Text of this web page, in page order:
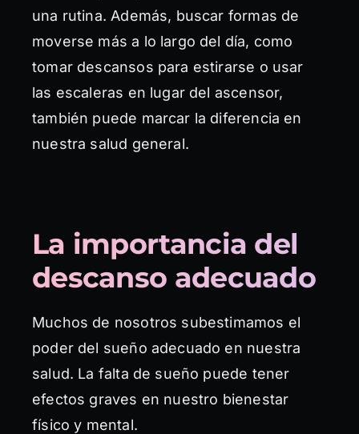
una rutina. Además, buscar formas de
moverse más a lo largo del día, como
tomar descansos para estirarse o usar
las escaleras en lugar del ascensor,
también puede marcar la diferencia en
nuestra salud general.
La importancia del
descanso adecuado
Muchos de nosotros subestimamos el
poder del sueño adecuado en nuestra
salud. La falta de sueño puede tener
efectos graves en nuestro bienestar
físico y mental.